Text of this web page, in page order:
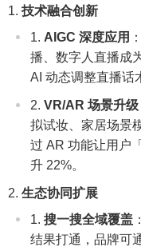
技术融合创新
AIGC 深度应用
播、数字人直播成
AI 动态调整直播话
VR/AR 场景升级
拟试妆、家居场景
过 AR 功能让用户
升 22%。
生态协同扩展
搜一搜全域覆盖
结果打通，品牌可